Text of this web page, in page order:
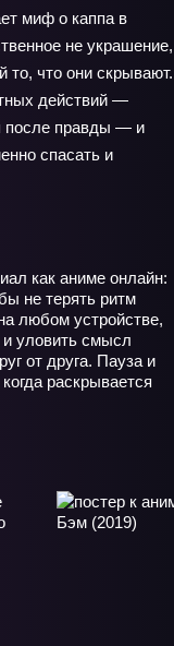
миф о каппа в
не украшение,
то, что они скрывают.
действий —
после правды — и
спасать и
как аниме онлайн:
не терять ритм
любом устройстве,
уловить смысл
от друга. Пауза и
раскрывается